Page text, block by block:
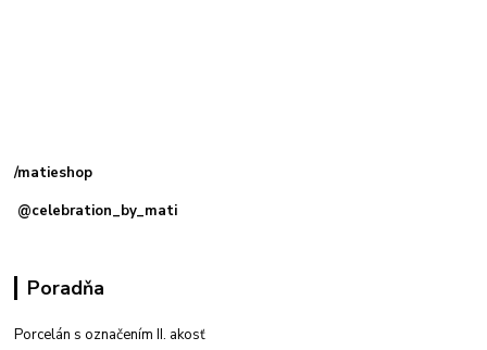
/matieshop
@celebration_by_mati
Poradňa
Porcelán s označením II. akosť